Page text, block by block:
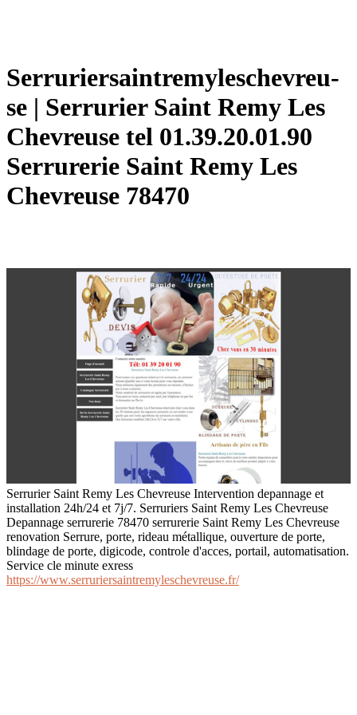
Ser­ruriersaintremyleschev­reu­
se | Serrurier Saint Remy Les
Chevreuse tel 01.39.20.01.90
Serrurerie Saint Remy Les
Chevreuse 78470
Serrurier Saint Remy Les Chevreuse Intervention depannage et
installation 24h/24 et 7j/7. Serruriers Saint Remy Les Chevreuse
Depannage serrurerie 78470 serrurerie Saint Remy Les Chevreuse
renovation Serrure, porte, rideau métallique, ouverture de porte,
blindage de porte, digicode, controle d'acces, portail, automatisation.
Service cle minute exress
https://www.serruriersaintremyleschevreuse.fr/